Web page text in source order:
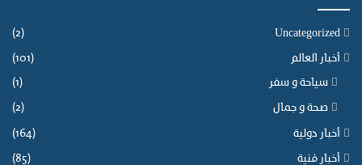
Uncategorized
(2)
أخبار العالم (101)
سياحة و سفر (1)
صحة و جمال (2)
أخبار دولية (164)
أخبار فنية (85)